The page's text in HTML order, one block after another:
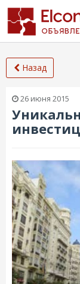
Назад
26 июня 2015